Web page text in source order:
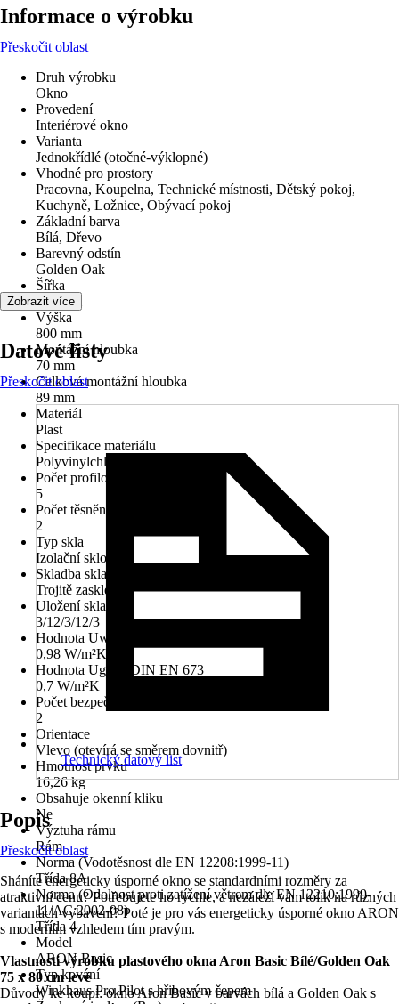
Informace o výrobku
Přeskočit oblast
Druh výrobku
Okno
Provedení
Interiérové okno
Varianta
Jednokřídlé (otočné-výklopné)
Vhodné pro prostory
Pracovna, Koupelna, Technické místnosti, Dětský pokoj,
Kuchyně, Ložnice, Obývací pokoj
Základní barva
Bílá, Dřevo
Barevný odstín
Golden Oak
Šířka
750 mm
Výška
800 mm
Montážní hloubka
70 mm
Celková montážní hloubka
89 mm
Materiál
Plast
Specifikace materiálu
Polyvinylchlorid (PVC)
Počet profilových komor
5
Počet těsnění
2
Typ skla
Izolační sklo
Skladba skla
Trojitě zasklené
Uložení skla
3/12/3/12/3
Hodnota Uw dle DIN EN 10077
0,98 W/m²K
Hodnota Ug dle DIN EN 673
0,7 W/m²K
Počet bezpečnostních kotevních plechů
2
Orientace
Vlevo (otevírá se směrem dovnitř)
Hmotnost prvku
16,26 kg
Obsahuje okenní kliku
Ne
Výztuha rámu
Rám
Norma (Vodotěsnost dle EN 12208:1999-11)
Třída 8A
Norma (Odolnost proti zatížení větrem dle EN 12210:1999-
11/AC:2002-08)
Třída 4
Model
ARON Basic
Typ kování
Winkhaus Pro Pilot s hřibovým čepem
Zobrazit více
Datové listy
Přeskočit oblast
Technický datový list
Popis
Přeskočit oblast
Sháníte energeticky úsporné okno se standardními rozměry za
atraktivní cenu? Potřebujete ho rychle, a nezáleží vám tolik na různých
variantách vybavení? Poté je pro vás energeticky úsporné okno ARON
s moderním vzhledem tím pravým.
Vlastnosti výrobku plastového okna Aron Basic Bílé/Golden Oak
75 x 80 cm levé
Důvody ke koupi: okno Aron Basic v barvách bílá a Golden Oak s